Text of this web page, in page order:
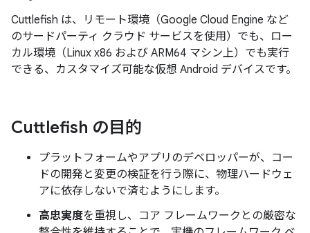
Cuttlefish は、リモート環境（Google Cloud Engine など
のサードパーティ クラウド サービスを使用）でも、ロー
カル環境（Linux x86 および ARM64 マシン上）でも実行
できる、カスタマイズ可能な仮想 Android デバイスです。
Cuttlefish の目的
プラットフォームやアプリのデベロッパーが、コー
ドの開発と変更の検証を行う際に、物理ハードウェ
アに依存しないで済むようにします。
高忠実度を重視し、コア フレームワークとの厳密な